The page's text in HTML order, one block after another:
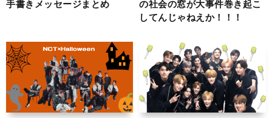
手書きメッセージまとめ
の社会の窓が大事件巻き起こ
してんじゃねえか！！！